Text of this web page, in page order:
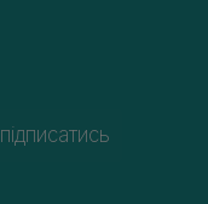
підписатись